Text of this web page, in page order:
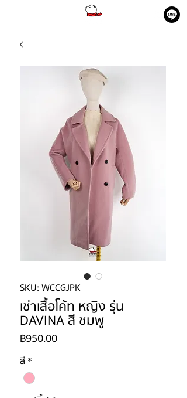
SKU: WCCGJPK
เช่าเสื้อโค้ท หญิง รุ่น
DAVINA สี ชมพู
฿950.00ราคา
สี *